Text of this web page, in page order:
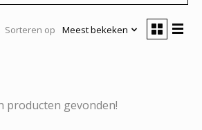
Sorteren op Meest bekeken
producten gevonden!